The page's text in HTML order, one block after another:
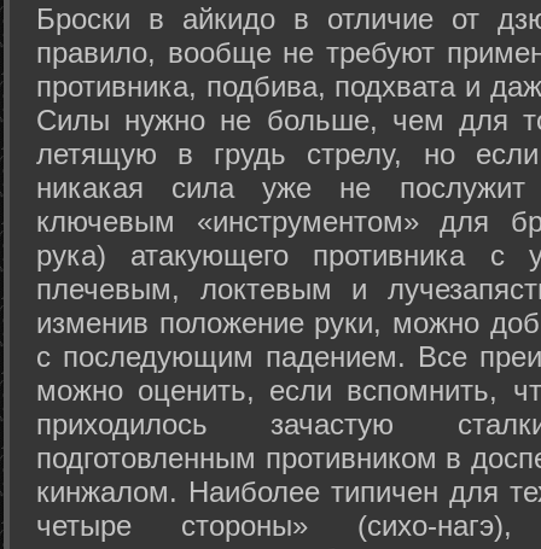
Броски в айкидо в отличие от
правило, вообще не требуют
противника, подбива, подхвата и
Силы нужно не больше, чем для
летящую в грудь стрелу, но
никакая сила уже не
ключевым «инструментом» для
рука) атакующего противника с
плечевым, локтевым и
изменив положение руки, можно
с последующим падением. Все
можно оценить, если вспомнить,
приходилось зачастую
подготовленным противником в
кинжалом. Наиболее типичен для
четыре стороны» (сихо-